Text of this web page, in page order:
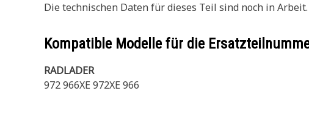
Die technischen Daten für dieses Teil sind noch in Arbeit.
Kompatible Modelle für die
RADLADER
972 966XE 972XE 966